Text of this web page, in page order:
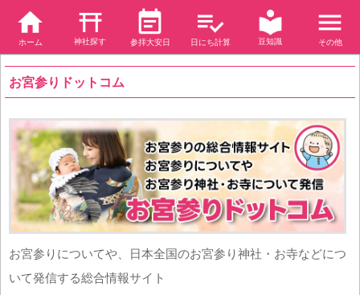
ホーム 神社探す 参拝大安日 日にち計算 豆知識 その他
お宮参りドットコム
お宮参りについてや、日本全国のお宮参り神社・お寺などにつ
いて発信する総合情報サイト